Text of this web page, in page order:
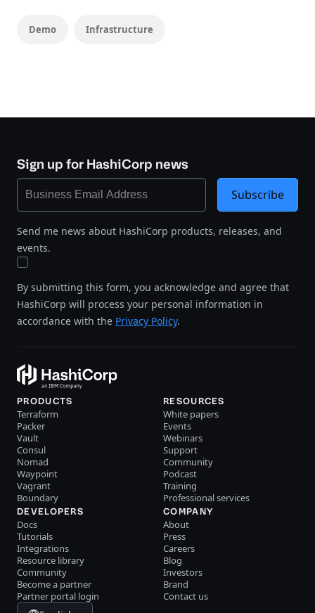
Demo Infrastructure
Sign up for HashiCorp news
Send me news about HashiCorp products, releases, and
events.
By submitting this form, you acknowledge and agree that
HashiCorp will process your personal information in
accordance with the Privacy Policy.
Subscribe
PRODUCTS
Terraform
Packer
Vault
Consul
Nomad
Waypoint
Vagrant
Boundary
RESOURCES
White papers
Events
Webinars
Support
Community
Podcast
Training
Professional services
DEVELOPERS
Docs
Tutorials
Integrations
Resource library
Community
Become a partner
Partner portal login
COMPANY
About
Press
Careers
Blog
Investors
Brand
Contact us